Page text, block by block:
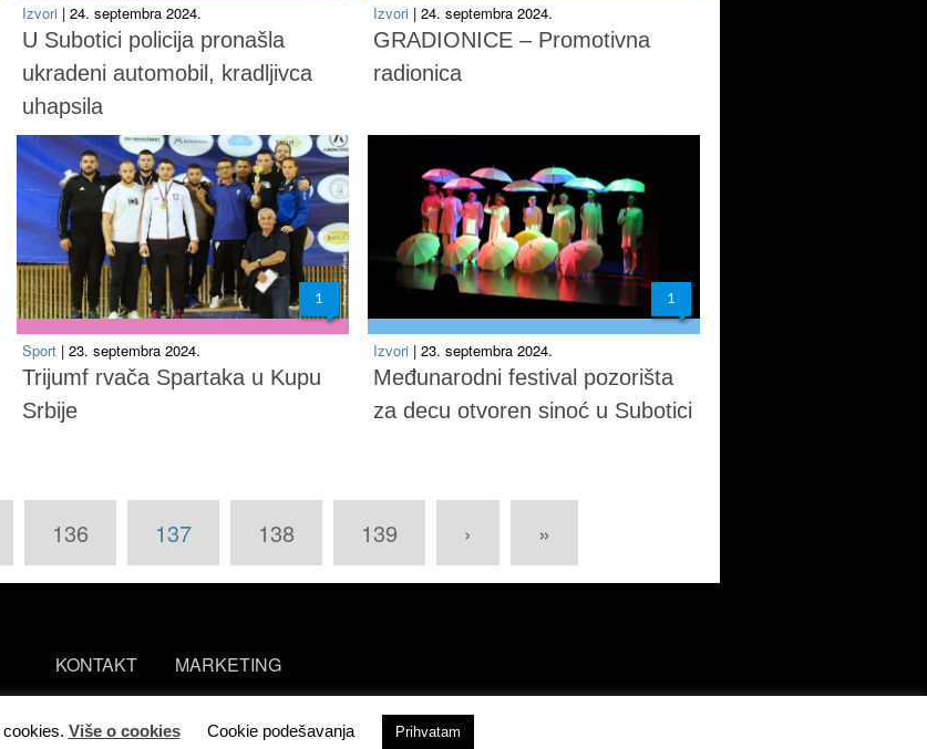
Izvori | 24. septembra 2024.
U Subotici policija pronašla
ukradeni automobil, kradljivca
uhapsila
Izvori | 24. septembra 2024.
GRADIONICE – Promotivna
radionica
1
Sport | 23. septembra 2024.
Trijumf rvača Spartaka u Kupu
Srbije
1
Izvori | 23. septembra 2024.
Međunarodni festival pozorišta
za decu otvoren sinoć u Subotici
136 137 138 139 › »
KONTAKT MARKETING
Više o cookies Cookie podešavanja Prihvatam